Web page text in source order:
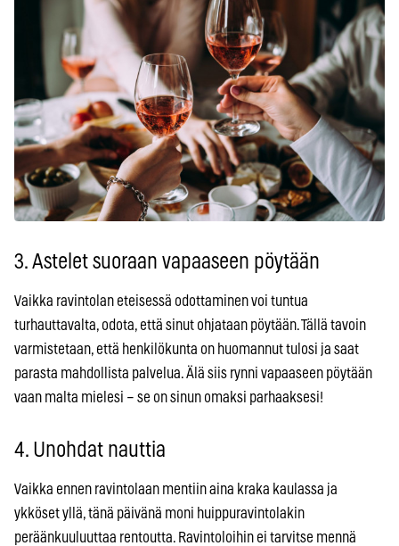
3. Astelet suoraan vapaaseen pöytään
Vaikka ravintolan eteisessä odottaminen voi tuntua
turhauttavalta, odota, että sinut ohjataan pöytään. Tällä tavoin
varmistetaan, että henkilökunta on huomannut tulosi ja saat
parasta mahdollista palvelua. Älä siis rynni vapaaseen pöytään
vaan malta mielesi – se on sinun omaksi parhaaksesi!
4. Unohdat nauttia
Vaikka ennen ravintolaan mentiin aina kraka kaulassa ja
ykköset yllä, tänä päivänä moni huippuravintolakin
peräänkuuluuttaa rentoutta. Ravintoloihin ei tarvitse mennä